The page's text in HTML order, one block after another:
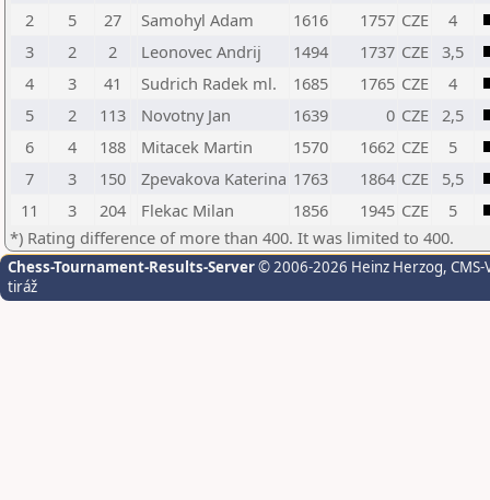
2
5 27 Samohyl Adam 1616 1757 CZE
4
3
2 2 Leonovec Andrij 1494 1737 CZE
3,5
4
3 41 Sudrich Radek ml. 1685 1765 CZE
4
5
2 113 Novotny Jan 1639 0 CZE
2,5
6
4 188 Mitacek Martin 1570 1662 CZE
5
7
3 150 Zpevakova Katerina 1763 1864 CZE
5,5
11
3 204 Flekac Milan 1856 1945 CZE
5
*) Rating difference of more than 400. It was limited to 400.
Chess-Tournament-Results-Server© 2006-2026 Heinz Herzog,
tiráž